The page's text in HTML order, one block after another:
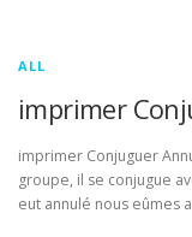
ALL
imprimer
imprimer Conjuguer
groupe, il se conjugue
eut annulé nous eûmes